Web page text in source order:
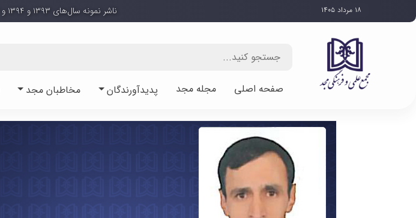
۱۸ مرداد ۱۴۰۵ ناشر نمونه سال‌های ۱۳۹۳ و ۱۳۹۴ و ۱۳۹۷ جمهوری اسلامی ایران
صفحه اصلی مجله مجد پدیدآورندگان مخاطبان مجد